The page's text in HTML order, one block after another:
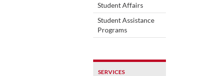
Student Affairs
Student Assistance
Programs
SERVICES